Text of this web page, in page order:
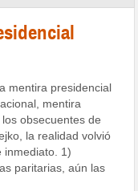
mentira presidencial
mentira
obsecuentes de
la realidad volvió
inmediato. 1)
paritarias, aún las